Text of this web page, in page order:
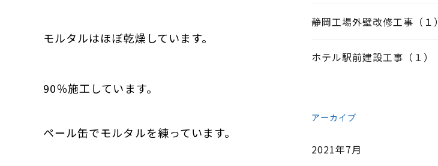
モルタルはほぼ乾燥しています。
90％施工しています。
ペール缶でモルタルを練っています。
静岡工場外壁改修工事（１）
ホテル駅前建設工事（１）
アーカイブ
2021年7月